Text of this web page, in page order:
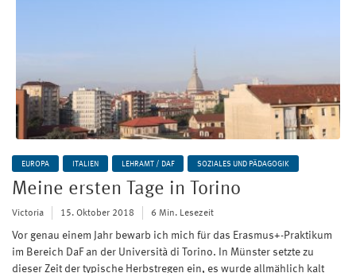
EUROPA ITALIEN LEHRAMT / DAF SOZIALES UND PÄDAGOGIK
Meine ersten Tage in Torino
Victoria 15. Oktober 2018 6 Min. Lesezeit
Vor genau einem Jahr bewarb ich mich für das Erasmus+-Praktikum
im Bereich DaF an der Università di Torino. In Münster setzte zu
dieser Zeit der typische Herbstregen ein, es wurde allmählich kalt